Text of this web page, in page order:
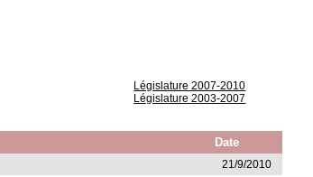
Législature 2007-2010
Législature 2003-2007
Date
21/9/2010